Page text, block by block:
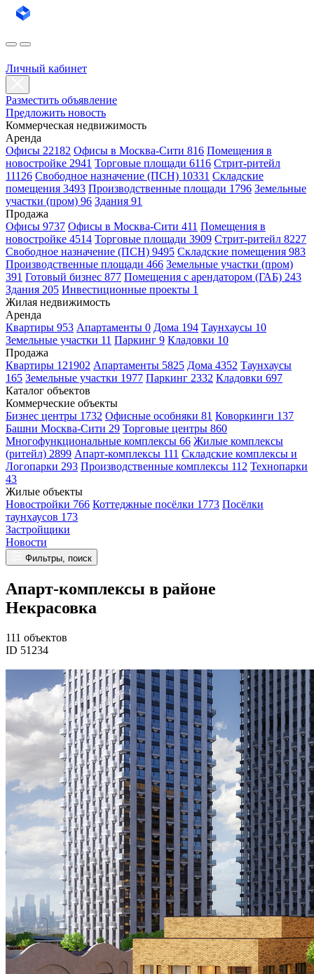
Личный кабинет
Разместить объявление
Предложить новость
Коммерческая недвижимость
Аренда
Офисы 22182 Офисы в Москва-Сити 816 Помещения в
новостройке 2941 Торговые площади 6116 Стрит-ритейл
11126 Свободное назначение (ПСН) 10331 Складские
помещения 3493 Производственные площади 1796 Земельные
участки (пром) 96 Здания 91
Продажа
Офисы 9737 Офисы в Москва-Сити 411 Помещения в
новостройке 4514 Торговые площади 3909 Стрит-ритейл 8227
Свободное назначение (ПСН) 9495 Складские помещения 983
Производственные площади 466 Земельные участки (пром)
391 Готовый бизнес 877 Помещения с арендатором (ГАБ) 243
Здания 205 Инвестиционные проекты 1
Жилая недвижимость
Аренда
Квартиры 953 Апартаменты 0 Дома 194 Таунхаусы 10
Земельные участки 11 Паркинг 9 Кладовки 10
Продажа
Квартиры 121902 Апартаменты 5825 Дома 4352 Таунхаусы
165 Земельные участки 1977 Паркинг 2332 Кладовки 697
Каталог объектов
Коммерческие объекты
Бизнес центры 1732 Офисные особняки 81 Коворкинги 137
Башни Москва-Сити 29 Торговые центры 860
Многофункциональные комплексы 66 Жилые комплексы
(ритейл) 2899 Апарт-комплексы 111 Складские комплексы и
Логопарки 293 Производственные комплексы 112 Технопарки
43
Жилые объекты
Новостройки 766 Коттеджные посёлки 1773 Посёлки
таунхаусов 173
Застройщики
Новости
Фильтры, поиск
Апарт-комплексы в районе
Некрасовка
111 объектов
ID 51234